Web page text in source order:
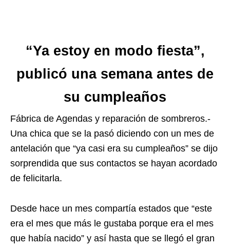
“Ya estoy en modo fiesta”,
publicó una semana antes de
su cumpleaños
Fábrica de Agendas y reparación de sombreros.-
Una chica que se la pasó diciendo con un mes de
antelación que “ya casi era su cumpleaños” se dijo
sorprendida que sus contactos se hayan acordado
de felicitarla.
Desde hace un mes compartía estados que “este
era el mes que más le gustaba porque era el mes
que había nacido” y así hasta que se llegó el gran